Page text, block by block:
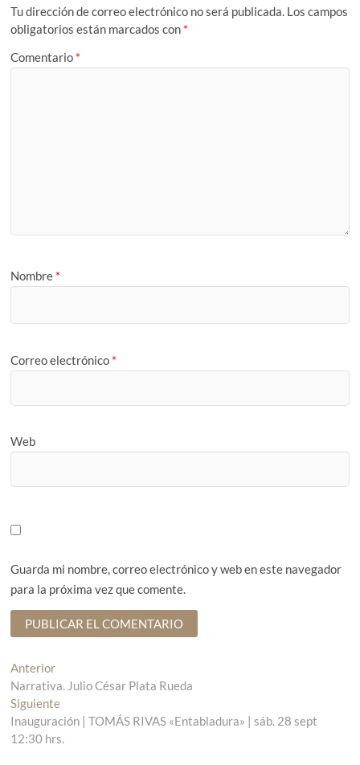
Tu dirección de correo electrónico no será publicada. Los campos
obligatorios están marcados con *
Comentario *
Nombre *
Correo electrónico *
Web
Guarda mi nombre, correo electrónico y web en este navegador
para la próxima vez que comente.
N
a
v
e
Anterior
n
t
r
a
Narrativa. Julio César Plata Rueda
Siguiente
n
t
Inauguración | TOMÁS RIVAS «Entabladura» | sáb. 28 sept
12:30 hrs.